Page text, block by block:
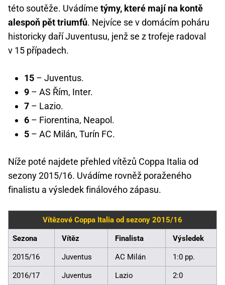
této soutěže. Uvádíme týmy, které mají na kontě
alespoň pět triumfů. Nejvíce se v domácím poháru
historicky daří Juventusu, jenž se z trofeje radoval
v 15 případech.
15 – Juventus.
9 – AS Řím, Inter.
7 – Lazio.
6 – Fiorentina, Neapol.
5 – AC Milán, Turín FC.
Níže poté najdete přehled vítězů Coppa Italia od
sezony 2015/16. Uvádíme rovněž poraženého
finalistu a výsledek finálového zápasu.
Vítězové Coppa Italia od sezony 2015/16
Sezona Vítěz Finalista Výsledek
2015/16 Juventus AC Milán 1:0 pp.
2016/17 Juventus Lazio 2:0